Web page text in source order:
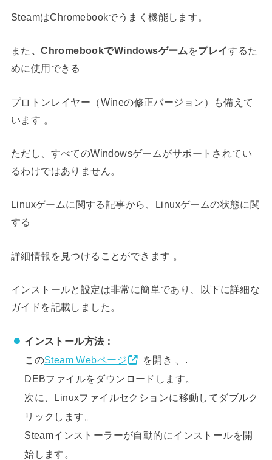
SteamはChromebookでうまく機能します。
また 、ChromebookでWindowsゲーム をプレイするた
めに使用できる
プロトンレイヤー（Wineの修正バージョン）も備えて
います 。
ただし、すべてのWindowsゲームがサポートされてい
るわけではありません。
Linuxゲームに関する記事から、Linuxゲームの状態に関
する
詳細情報を見つけることができます 。
インストールと設定は非常に簡単であり、以下に詳細な
ガイドを記載しました。
インストール方法：
このSteam Webページ
を開き 、.
DEBファイルをダウンロードします。
次に、Linuxファイルセクションに移動してダブルク
リックします。
Steamインストーラーが自動的にインストールを開
始します。